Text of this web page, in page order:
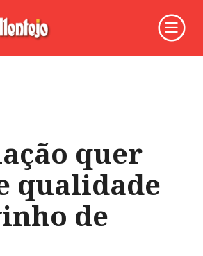
quer
qualidade
de